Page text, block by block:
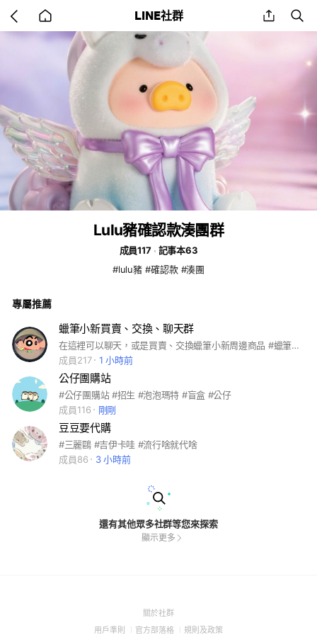
back
to
home
LINE社群 share
Lulu豬確認款湊團群
成員117
記事本63
#lulu豬 #確認款 #湊團
專屬推薦
蠟筆小新買賣、交換、聊天群
在這裡可以聊天，或是買賣、交換蠟筆小新周邊商品 #蠟筆小新#盲盒#扭蛋#周邊商品
成員217
1 小時前
公仔團購站
#公仔團購站 #招生 #泡泡瑪特 #盲盒 #公仔
成員116
剛剛
豆豆要代購
#三麗鷗 #吉伊卡哇 #流行啥就代啥
成員86
3 小時前
還有其他眾多社群等您來探索
顯示更多
關於社群(Open
用戶準則 (Open
官方部落格 (Open
規則及政策(Open